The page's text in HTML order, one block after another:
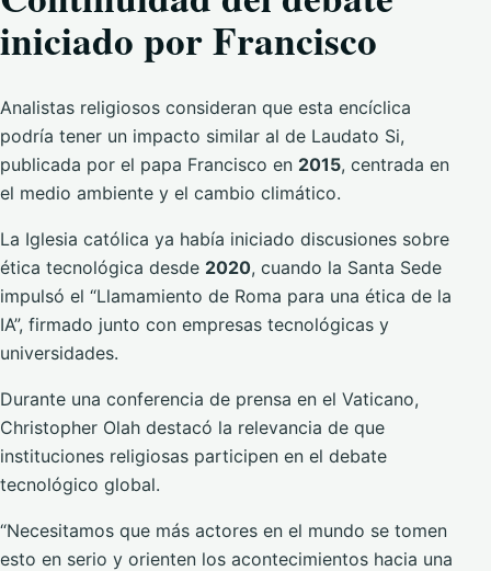
iniciado por Francisco
Analistas religiosos consideran que esta encíclica
podría tener un impacto similar al de Laudato Si,
publicada por el papa Francisco en 2015, centrada en
el medio ambiente y el cambio climático.
La Iglesia católica ya había iniciado discusiones sobre
ética tecnológica desde 2020, cuando la Santa Sede
impulsó el “Llamamiento de Roma para una ética de la
IA”, firmado junto con empresas tecnológicas y
universidades.
Durante una conferencia de prensa en el Vaticano,
Christopher Olah destacó la relevancia de que
instituciones religiosas participen en el debate
tecnológico global.
“Necesitamos que más actores en el mundo se tomen
esto en serio y orienten los acontecimientos hacia una